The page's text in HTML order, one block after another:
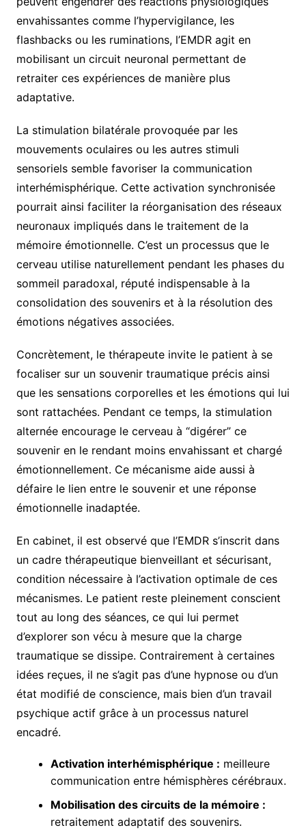
envahissantes comme l’hypervigilance, les
flashbacks ou les ruminations, l’EMDR agit en
mobilisant un circuit neuronal permettant de
retraiter ces expériences de manière plus
adaptative.
La stimulation bilatérale provoquée par les
mouvements oculaires ou les autres stimuli
sensoriels semble favoriser la communication
interhémisphérique. Cette activation synchronisée
pourrait ainsi faciliter la réorganisation des réseaux
neuronaux impliqués dans le traitement de la
mémoire émotionnelle. C’est un processus que le
cerveau utilise naturellement pendant les phases du
sommeil paradoxal, réputé indispensable à la
consolidation des souvenirs et à la résolution des
émotions négatives associées.
Concrètement, le thérapeute invite le patient à se
focaliser sur un souvenir traumatique précis ainsi
que les sensations corporelles et les émotions qui lui
sont rattachées. Pendant ce temps, la stimulation
alternée encourage le cerveau à “digérer” ce
souvenir en le rendant moins envahissant et chargé
émotionnellement. Ce mécanisme aide aussi à
défaire le lien entre le souvenir et une réponse
émotionnelle inadaptée.
En cabinet, il est observé que l’EMDR s’inscrit dans
un cadre thérapeutique bienveillant et sécurisant,
condition nécessaire à l’activation optimale de ces
mécanismes. Le patient reste pleinement conscient
tout au long des séances, ce qui lui permet
d’explorer son vécu à mesure que la charge
traumatique se dissipe. Contrairement à certaines
idées reçues, il ne s’agit pas d’une hypnose ou d’un
état modifié de conscience, mais bien d’un travail
psychique actif grâce à un processus naturel
encadré.
Activation interhémisphérique : meilleure
communication entre hémisphères cérébraux.
Mobilisation des circuits de la mémoire :
retraitement adaptatif des souvenirs.